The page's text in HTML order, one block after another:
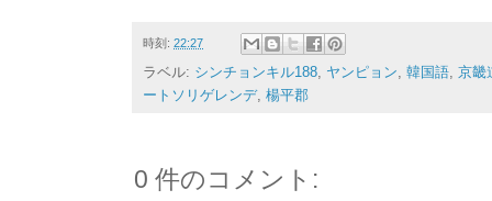
時刻: 22:27
ラベル: シンチョンキル188, ヤンピョン, 韓国語, 京畿
ートソリゲレンデ, 楊平郡
0 件のコメント: